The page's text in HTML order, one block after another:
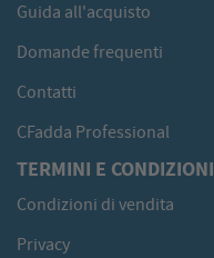
Guida all'acquisto
Domande frequenti
Contatti
CFadda Professional
TERMINI E CONDIZIONI
Condizioni di vendita
Privacy